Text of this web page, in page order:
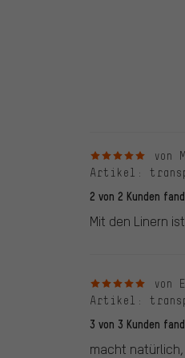
28.05.2022
eine
frei. Alle
dem 28.05.2022
die bewertete
veröffentlichen
5 von 5 Sternen
von
Artikel :
2 von 2 Kunden
Mit den Linern
5 von 5 Sternen
von
Artikel :
3 von 3 Kunden
macht